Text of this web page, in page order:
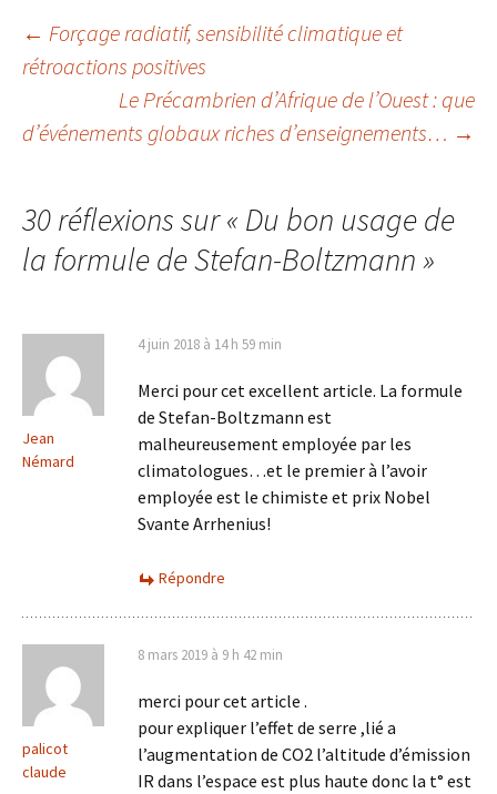
Navigation
des
articles
← Forçage radiatif, sensibilité climatique et
rétroactions positives
Le Précambrien d’Afrique de l’Ouest : que
d’événements globaux riches d’enseignements… →
30 réflexions sur « Du bon usage de
la formule de Stefan-Boltzmann»
Jean
Némard
4 juin 2018 à 14 h 59 min
Merci pour cet excellent article. La formule
de Stefan-Boltzmann est
malheureusement employée par les
climatologues…et le premier à l’avoir
employée est le chimiste et prix Nobel
Svante Arrhenius!
Répondre
palicot
claude
8 mars 2019 à 9 h 42 min
merci pour cet article .
pour expliquer l’effet de serre ,lié a
l’augmentation de CO2 l’altitude d’émission
IR dans l’espace est plus haute donc la t° est